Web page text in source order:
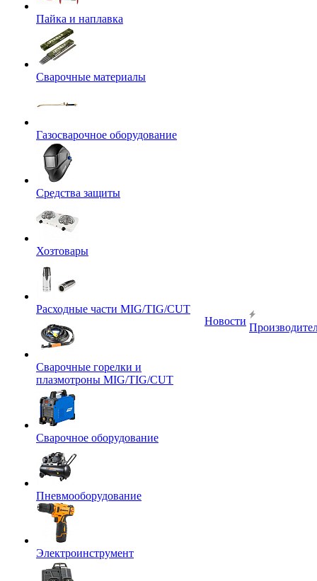
Пайка и наплавка
Сварочные материалы
Газосварочное оборудование
Средства защиты
Хозтовары
Расходные части MIG/TIG/CUT
Сварочные горелки и
плазмотроны MIG/TIG/CUT
Сварочное оборудование
Пневмооборудование
Электроинструмент
Новости